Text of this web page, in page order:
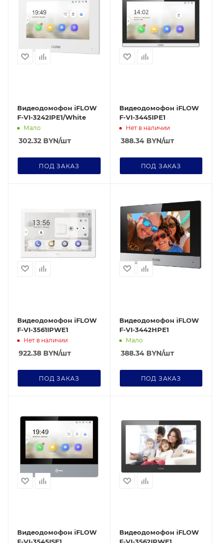
Видеодомофон iFLOW
F-VI-3242IPE1/White
Мало
302.32 BYN/шт
ПОД ЗАКАЗ
Видеодомофон iFLOW
F-VI-3445IPE1
Нет в наличии
388.34BYN/шт
ПОД ЗАКАЗ
Видеодомофон iFLOW
F-VI-3561IPWE1
Нет в наличии
922.38 BYN/шт
ПОД ЗАКАЗ
Видеодомофон iFLOW
F-VI-3442HPE1
Мало
388.34BYN/шт
ПОД ЗАКАЗ
Видеодомофон iFLOW
Видеодомофон iFLOW